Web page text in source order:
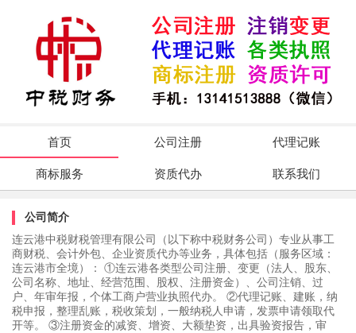
首页 公司注册 代理记账
商标服务 资质代办 联系我们
公司简介
连云港中税财税管理有限公司（以下称中税财务公司）专业从事工
商财税、会计外包、企业资质代办等业务，具体包括（服务区域：
连云港市全境）： ①连云港各类型公司注册、变更（法人、股东、
公司名称、地址、经营范围、股权、注册资金）、公司注销、过
户、年审年报，个体工商户营业执照代办。 ②代理记账、建账，纳
税申报，整理乱账，税收策划，一般纳税人申请，发票申请领取代
开等。 ③注册资金的减资、增资、大额垫资，出具验资报告，审